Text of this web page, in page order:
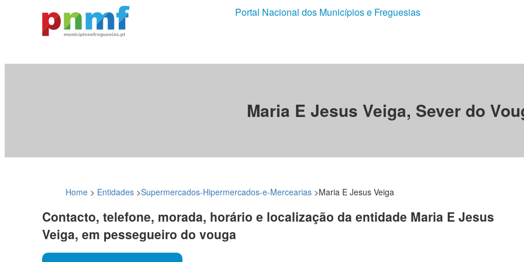
Portal Nacional dos Municípios e Freguesias
Maria E Jesus Veiga, Sever do
Home > Entidades >Supermercados-Hipermercados-e-Mercearias >Maria E Jesus Veiga
Contacto, telefone, morada, horário e localização da entidade Maria E Jesus
Veiga, em pessegueiro do vouga